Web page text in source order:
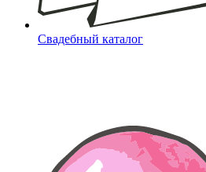
Свадебный каталог